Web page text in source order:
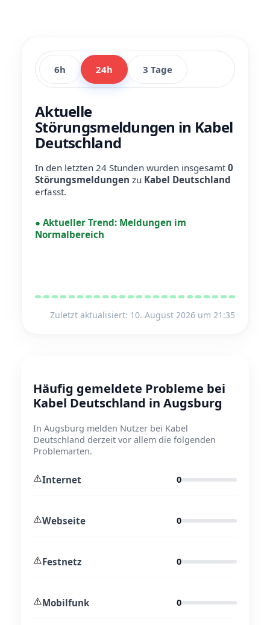
6h 24h 3 Tage
Aktuelle
Störungsmeldungen in Kabel
Deutschland
In den letzten 24 Stunden wurden insgesamt0
Störungsmeldungen zu Kabel Deutschland
erfasst.
● Aktueller Trend: Meldungen im
Normalbereich
Zuletzt aktualisiert: 10. August 2026 um 21:35
Häufig gemeldete Probleme bei
Kabel Deutschland in Augsburg
In Augsburg melden Nutzer bei Kabel
Deutschland derzeit vor allem die folgenden
Problemarten.
⚠️Internet 0
⚠️Webseite 0
⚠️Festnetz 0
⚠️Mobilfunk 0